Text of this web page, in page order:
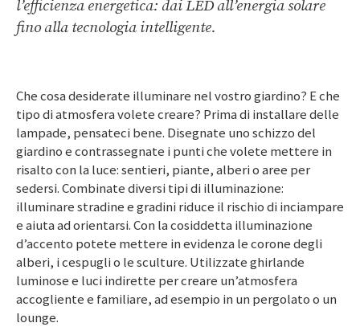
l’efficienza energetica: dai LED all’energia solare
fino alla tecnologia intelligente.
Che cosa desiderate illuminare nel vostro giardino? E che
tipo di atmosfera volete creare? Prima di installare delle
lampade, pensateci bene. Disegnate uno schizzo del
giardino e contrassegnate i punti che volete mettere in
risalto con la luce: sentieri, piante, alberi o aree per
sedersi. Combinate diversi tipi di illuminazione:
illuminare stradine e gradini riduce il rischio di inciampare
e aiuta ad orientarsi. Con la cosiddetta illuminazione
d’accento potete mettere in evidenza le corone degli
alberi, i cespugli o le sculture. Utilizzate ghirlande
luminose e luci indirette per creare un’atmosfera
accogliente e familiare, ad esempio in un pergolato o un
lounge.